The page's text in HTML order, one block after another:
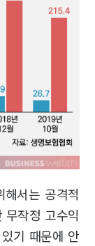
서는 공격적
작정 고수익
기 때문에 안